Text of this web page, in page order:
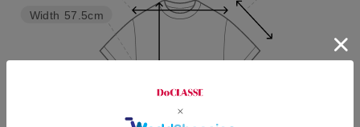
Width 57.5cm